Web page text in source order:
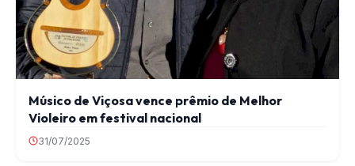
Músico de Viçosa vence prêmio de Melhor
Violeiro em festival nacional
31/07/2025